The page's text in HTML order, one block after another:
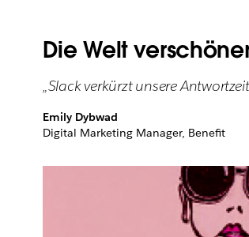
Die Welt
„Slack verkürzt unsere
Emily Dybwad
Digital Marketing Manager, Benefit